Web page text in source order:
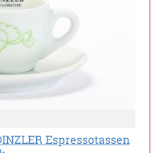
Espressotassen